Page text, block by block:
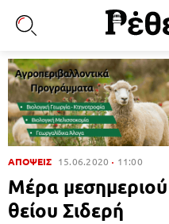
ΑΠΟΨΕΙΣ 15.06.2020 11:00
Μέρα
θείου Σιδερή